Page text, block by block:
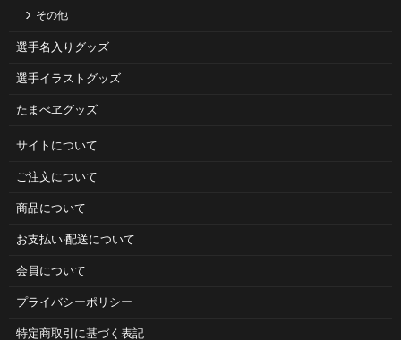
その他
選手名入りグッズ
選手イラストグッズ
たまべヱグッズ
サイトについて
ご注⽂について
商品について
お⽀払い‧配送について
会員について
プライバシーポリシー
特定商取引に基づく表記